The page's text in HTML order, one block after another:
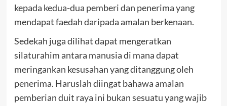
kepada kedua-dua pemberi dan penerima yang
mendapat faedah daripada amalan berkenaan.
Sedekah juga dilihat dapat mengeratkan
silaturahim antara manusia di mana dapat
meringankan kesusahan yang ditanggung oleh
penerima. Haruslah diingat bahawa amalan
pemberian duit raya ini bukan sesuatu yang wajib